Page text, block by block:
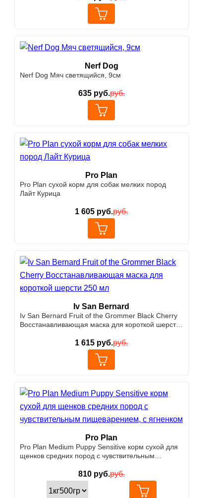
Nerf Dog
Nerf Dog Мяч светящийся, 9см
635руб.руб.
Pro Plan
Pro Plan сухой корм для собак мелких пород
Лайт Курица
1 605 руб.руб.
Iv San Bernard
Iv San Bernard Fruit of the Grommer Black Cherry
Восстанавливающая маска для короткой шерсти
1 615 руб.руб.
Pro Plan
Pro Plan Medium Puppy Sensitive корм сухой для
щенков средних пород с чувствительным
810руб.руб.